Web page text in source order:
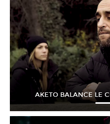
AKETO BALANCE LE